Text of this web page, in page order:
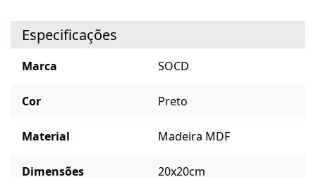
Especificações
Marca SOCD
Cor Preto
Material Madeira MDF
Dimensões
20x20cm